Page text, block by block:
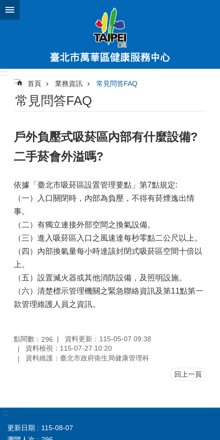
跳到主要內容區塊
:::
:::
首頁 業務資訊 常見問答FAQ
常見問答FAQ
戶外負壓式吸菸區內部有什麼設備?
二手菸會外溢嗎?
依據「臺北市吸菸區設置管理要點」第7點規定:
（一）入口關閉時，內部為負壓，不得有菸煙逸出情
事。
（二）有獨立連接外部空間之換氣設備。
（三）進入吸菸區入口之風速達每秒零點二公尺以上。
（四）內部換氣量每小時達該封閉式吸菸區空間十倍以
上。
（五）設置滅火器或其他消防設備，及照明設施。
（六）清楚標示管理機關之緊急聯絡資訊及第11點第一
款管理維護人員之資訊。
點閱數： 296
資料更新：115-05-07 09:38
資料檢視：115-07-27 10:20
資料維護：臺北市政府衛生局健康管理科
回上一頁
:::
更新日期
115-08-07